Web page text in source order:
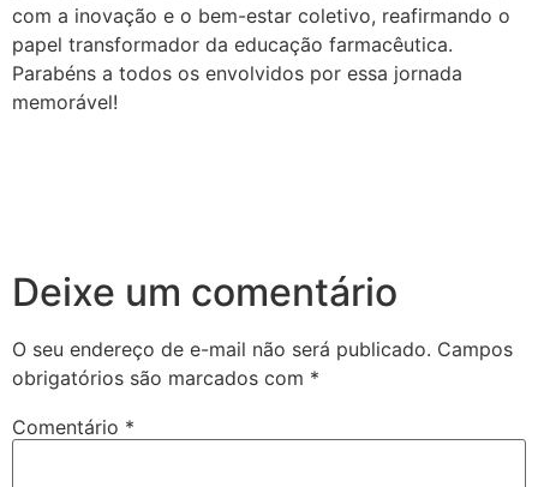
com a inovação e o bem-estar coletivo, reafirmando o
papel transformador da educação farmacêutica.
Parabéns a todos os envolvidos por essa jornada
memorável!
Deixe um comentário
O seu endereço de e-mail não será publicado. Campos
obrigatórios são marcados com *
Comentário *